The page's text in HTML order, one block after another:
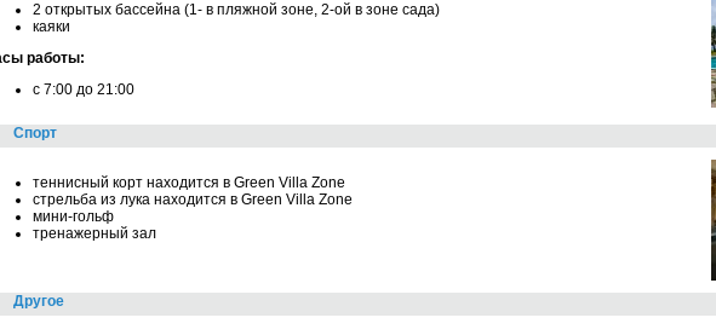
2 открытых бассейна (1- в пляжной зоне, 2-ой в зоне сада)
каяки
работы:
c 7:00 до 21:00
Спорт
теннисный корт находится в Green Villa Zone
стрельба из лука находится в Green Villa Zone
мини-гольф
тренажерный зал
Другое